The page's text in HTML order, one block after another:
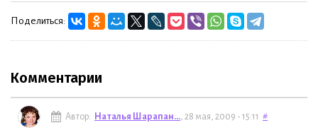
Поделиться:
Комментарии
Автор: Наталья Шарапан... , 28 мая, 2009 - 15:11 #